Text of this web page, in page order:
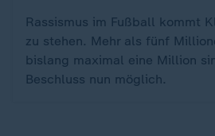
Rassismus im Fußball kommt
zu stehen. Mehr als fünf
bislang maximal eine Million
Beschluss nun möglich.